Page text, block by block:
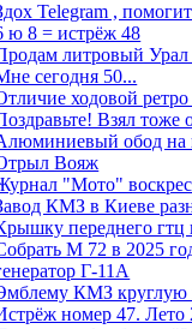
Telegram ,
ю 8 = истрёж 48
литровый Урал
сегодня 50...
ходовой
Взял тоже
обод на
Вояж
"Мото"
КМЗ в Киеве
переднего гтц
М 72 в 2025
Г-11А
КМЗ круглую
номер 47. Лето